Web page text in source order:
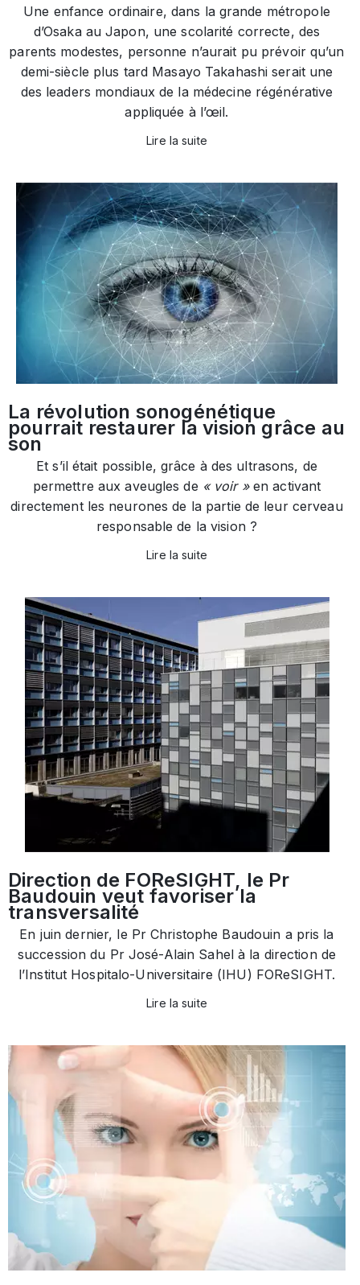
Une enfance ordinaire, dans la grande métropole
d’Osaka au Japon, une scolarité correcte, des
parents modestes, personne n’aurait pu prévoir qu’un
demi-siècle plus tard Masayo Takahashi serait une
des leaders mondiaux de la médecine régénérative
appliquée à l’œil.
Lire la suite
La révolution sonogénétique
pourrait restaurer la vision grâce au
son
Et s’il était possible, grâce à des ultrasons, de
permettre aux aveugles de « voir »en activant
directement les neurones de la partie de leur cerveau
responsable de la vision ?
Lire la suite
Direction de FOReSIGHT, le Pr
Baudouin veut favoriser la
transversalité
En juin dernier, le Pr Christophe Baudouin a pris la
succession du Pr José-Alain Sahel à la direction de
l’Institut Hospitalo-Universitaire (IHU) FOReSIGHT.
Lire la suite